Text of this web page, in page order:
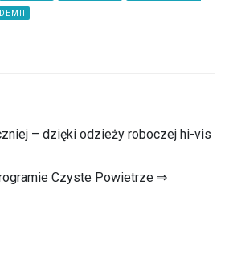
– dzięki odzieży roboczej hi-vis
Czyste Powietrze ⇒